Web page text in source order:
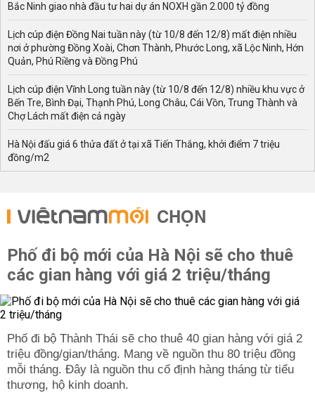
Bắc Ninh giao nhà đầu tư hai dự án NOXH gần 2.000 tỷ đồng
Lịch cúp điện Đồng Nai tuần này (từ 10/8 đến 12/8) mất điện nhiều
nơi ở phường Đồng Xoài, Chơn Thành, Phước Long, xã Lộc Ninh, Hớn
Quản, Phú Riềng và Đồng Phú
Lịch cúp điện Vĩnh Long tuần này (từ 10/8 đến 12/8) nhiều khu vực ở
Bến Tre, Bình Đại, Thạnh Phú, Long Châu, Cái Vồn, Trung Thành và
Chợ Lách mất điện cả ngày
Hà Nội đấu giá 6 thửa đất ở tại xã Tiến Thắng, khởi điểm 7 triệu
đồng/m2
CHỌN
Phố đi bộ mới của Hà Nội sẽ cho thuê
các gian hàng với giá 2 triệu/tháng
Phố đi bộ Thành Thái sẽ cho thuê 40 gian hàng với giá 2
triệu đồng/gian/tháng. Mang về nguồn thu 80 triệu đồng
mỗi tháng. Đây là nguồn thu cố định hàng tháng từ tiểu
thương, hộ kinh doanh.